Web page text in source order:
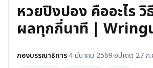
หวยปิงปอง คืออะไร วิ
ผลทุกกี่นาที |
กองบรรณาธิการ·4 มีนาคม 2569·อัปเดต 27 ก